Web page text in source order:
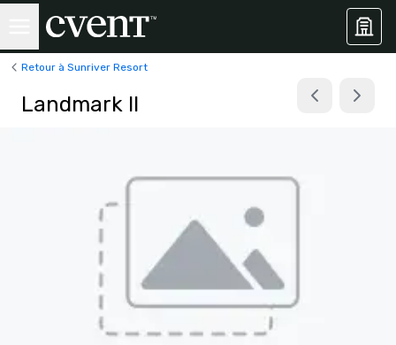
Retour à Sunriver Resort
Landmark II